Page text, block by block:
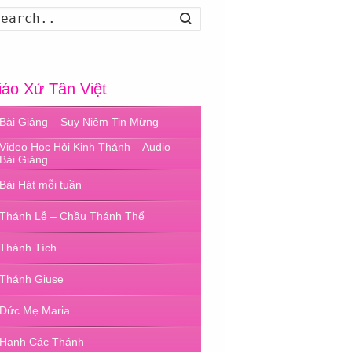
Xứ Tân Việt
Bài Giảng – Suy Niệm Tin Mừng
Video Học Hỏi Kinh Thánh – Audio
Bài Giảng
Bài Hát mỗi tuần
Thánh Lễ – Chầu Thánh Thể
Thánh Tích
Thánh Giuse
Đức Mẹ Maria
Hạnh Các Thánh